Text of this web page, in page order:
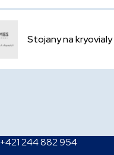
Stojany na
+421 244 882 954